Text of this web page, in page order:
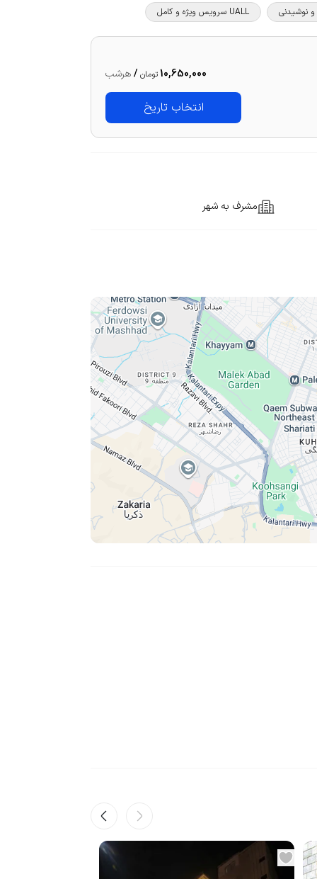
UALL سرویس ویژه و کامل
10,650,000تومان /هرشب
انتخاب تاریخ
مشرف به شهر